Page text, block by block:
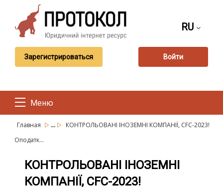
RU
Зарегистрироваться Войти
Меню
Главная ...
КОНТРОЛЬОВАНІ ІНОЗЕМНІ КОМПАНІЇ, CFC-2023!
Оподатк...
КОНТРОЛЬОВАНІ ІНОЗЕМНІ
КОМПАНІЇ, CFC-2023!